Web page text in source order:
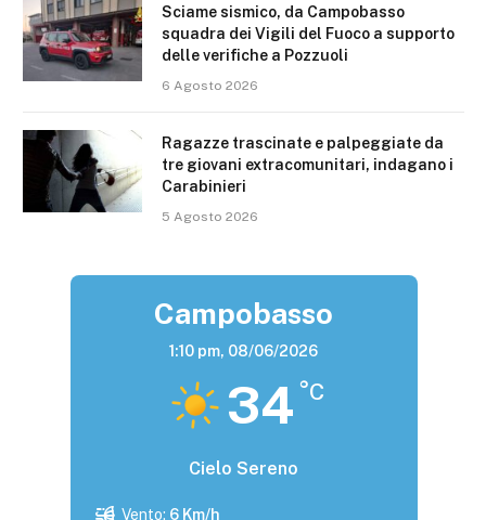
Sciame sismico, da Campobasso
squadra dei Vigili del Fuoco a supporto
delle verifiche a Pozzuoli
6 Agosto 2026
Ragazze trascinate e palpeggiate da
tre giovani extracomunitari, indagano i
Carabinieri
5 Agosto 2026
Campobasso
1:10 pm, 08/06/2026
34 °C
Cielo Sereno
Vento: 6 Km/h